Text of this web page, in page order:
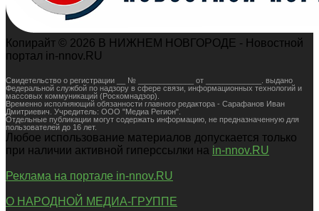
Копирайт © 2026 В НИЖНЕМ НОВГОРОДЕ - Новостной
портал in-nnov.RU
Свидетельство о регистрации __ № _____________ от _____________. выдано
Федеральной службой по надзору в сфере связи, информационных технологий и
массовых коммуникаций (Роскомнадзор).
Временно исполняющий обязанности главного редактора - Сарафанов Иван
Дмитриевич. Учредитель: ООО "Медиа Регион".
Отдельные публикации могут содержать информацию, не предназначенную для
пользователей до 16 лет.
Любое использование материалов допускается только
при наличии активной гиперссылки на in-nnov.RU
Реклама на портале in-nnov.RU
О НАРОДНОЙ МЕДИА-ГРУППЕ